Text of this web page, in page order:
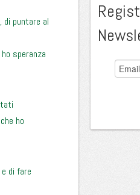
di puntare al
speranza
ho
di fare